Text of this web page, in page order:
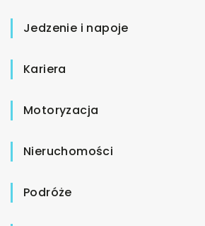
Jedzenie i napoje
Kariera
Motoryzacja
Nieruchomości
Podróże